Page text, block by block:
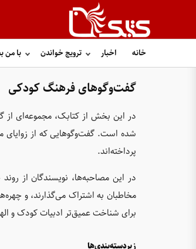
خانه اخبار ترویج خواندن با من
گفت‌وگوهای فرهنگ کودکی
در این بخش از کتابک، مجموعه‌ای از
شده است. گفت‌وگوهایی که از زوایای
پرداخته‌اند.
در این مصاحبه‌ها، نویسندگان از
مخاطبان به اشتراک می‌گذارند، و
برای شناخت عمیق‌تر ادبیات کودک و